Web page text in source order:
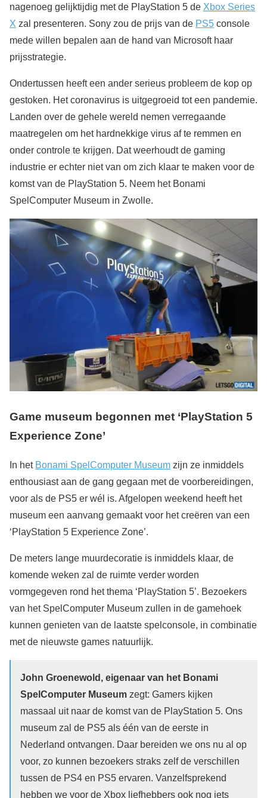
nagenoeg gelijktijdig met de PlayStation 5 de Xbox Series
X zal presenteren. Sony zou de prijs van de PS5 console
mede willen bepalen aan de hand van Microsoft haar
prijsstrategie.
Ondertussen heeft een ander serieus probleem de kop op
gestoken. Het coronavirus is uitgegroeid tot een pandemie.
Landen over de gehele wereld nemen verregaande
maatregelen om het hardnekkige virus af te remmen en
onder controle te krijgen. Dat weerhoudt de gaming
industrie er echter niet van om zich klaar te maken voor de
komst van de PlayStation 5. Neem het Bonami
SpelComputer Museum in Zwolle.
Game museum begonnen met ‘PlayStation 5
Experience Zone’
In het Bonami SpelComputer Museum zijn ze inmiddels
enthousiast aan de gang gegaan met de voorbereidingen,
voor als de PS5 er wél is. Afgelopen weekend heeft het
museum een aanvang gemaakt voor het creëren van een
‘PlayStation 5 Experience Zone’.
De meters lange muurdecoratie is inmiddels klaar, de
komende weken zal de ruimte verder worden
vormgegeven rond het thema ‘PlayStation 5’. Bezoekers
van het SpelComputer Museum zullen in de gamehoek
kunnen genieten van de laatste spelconsole, in combinatie
met de nieuwste games natuurlijk.
John Groenewold, eigenaar van het Bonami
SpelComputer Museum zegt: Gamers kijken
massaal uit naar de komst van de PlayStation 5. Ons
museum zal de PS5 als één van de eerste in
Nederland ontvangen. Daar bereiden we ons nu al op
voor, zo kunnen bezoekers straks zelf de verschillen
tussen de PS4 en PS5 ervaren. Vanzelfsprekend
hebben we voor de Xbox liefhebbers ook nog iets